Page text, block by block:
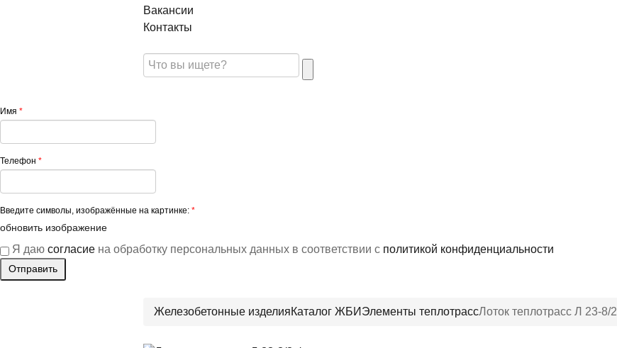
Вакансии
Контакты
Имя *
Телефон *
Введите символы, изображённые на картинке: *
обновить изображение
Я даю согласие на обработку персональных данных в соответствии с политикой конфиденциальности
Железобетонные изделияКаталог ЖБИ Элементы теплотрассЛоток теплотрасс Л 23-8/2